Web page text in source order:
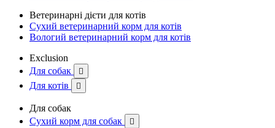
Ветеринарні дієти для котів
Сухий ветеринарний корм для котів
Вологий ветеринарний корм для котів
Exclusion
Для собак

Для котів 
Для собак
Сухий корм для собак
